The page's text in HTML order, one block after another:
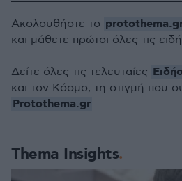
Thema Insights
Ακολουθήστε το
και μάθετε πρώτοι όλες τις
Δείτε όλες τις τελευταίες
και τον Κόσμο, τη στιγμή που
Protothema.gr